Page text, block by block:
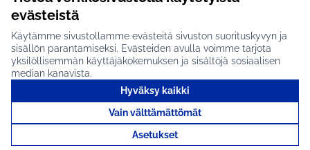
evästeistä
Käytämme sivustollamme evästeitä sivuston suorituskyvyn ja
sisällön parantamiseksi. Evästeiden avulla voimme tarjota
yksilöllisemmän käyttäjäkokemuksen ja sisältöjä sosiaalisen
median kanavista.
Hyväksy kaikki
Vain välttämättömät
Asetukset
Ohjeet kirjautumiseen
Ohjeet kommentin jättämiseen
Creative Commons -lisenssi
(Ulkoinen linkki)Verkkosivusto luotuvapaan ohjelmiston
Tuusulan osallistumisalusta X-palvelussa
(Ulkoinen linkki)